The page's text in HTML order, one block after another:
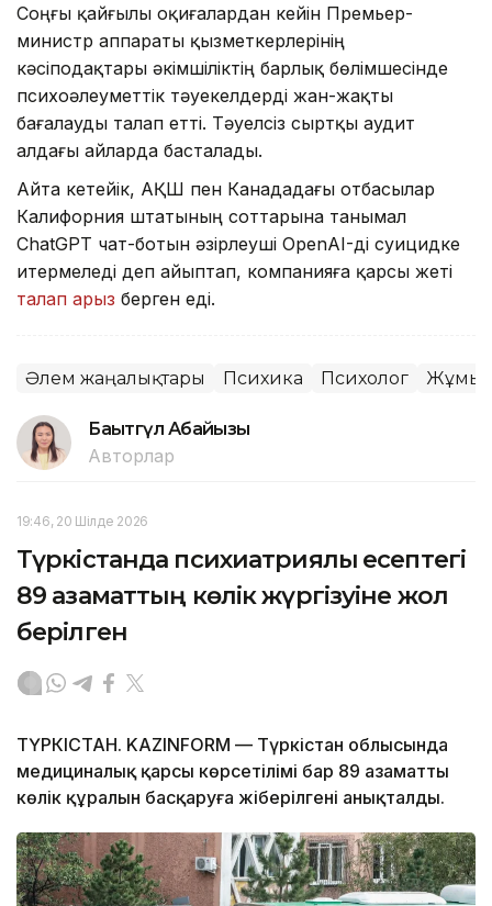
Соңғы қайғылы оқиғалардан кейін Премьер-
министр аппараты қызметкерлерінің
кәсіподақтары әкімшіліктің барлық бөлімшесінде
психоәлеуметтік тәуекелдерді жан-жақты
бағалауды талап етті. Тәуелсіз сыртқы аудит
алдағы айларда басталады.
Айта кетейік, АҚШ пен Канададағы отбасылар
Калифорния штатының соттарына танымал
ChatGPT чат-ботын әзірлеуші OpenAI-ді суицидке
итермеледі деп айыптап, компанияға қарсы жеті
талап арыз берген еді.
Әлем жаңалықтары Психика Психолог
Бақытгүл Абайқызы
Авторлар
19:46, 20 Шілде 2026
Түркістанда психиатриялық есептегі
89 азаматтың көлік жүргізуіне жол
берілген
ТҮРКІСТАН. KAZINFORM — Түркістан облысында
медициналық қарсы көрсетілімі бар 89 азаматтың
көлік құралын басқаруға жіберілгені анықталды.